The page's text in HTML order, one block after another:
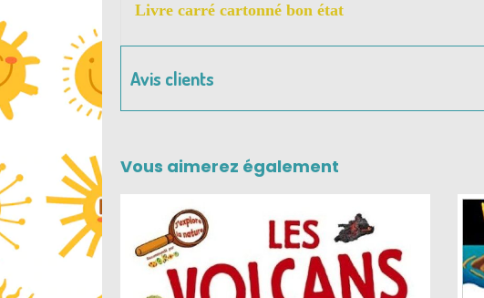
Livre carré cartonné bon état
Avis clients
Vous aimerez également